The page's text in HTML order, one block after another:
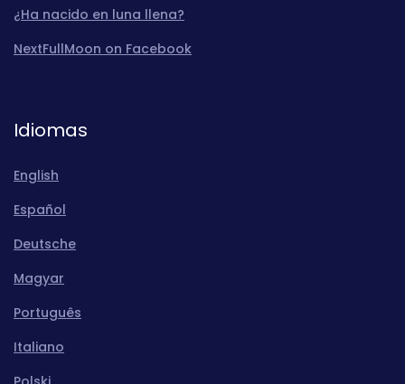
¿Ha nacido en luna llena?
NextFullMoon on Facebook
Idiomas
English
Español
Deutsche
Magyar
Português
Italiano